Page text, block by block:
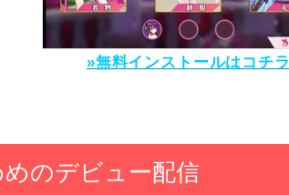
»無料インストールはコチラ
のデビュー配信